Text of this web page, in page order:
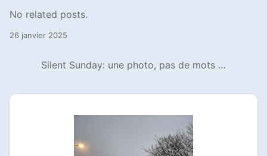
No related posts.
26 janvier 2025
Silent Sunday: une photo, pas de mots …